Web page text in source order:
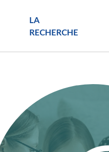
LA
RECHERCHE